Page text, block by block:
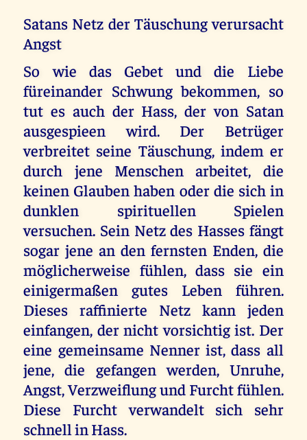
Satans Netz der Täuschung verursacht
Angst
So wie das Gebet und die Liebe
füreinander Schwung bekommen, so
tut es auch der Hass, der von Satan
ausgespieen wird. Der Betrüger
verbreitet seine Täuschung, indem er
durch jene Menschen arbeitet, die
keinen Glauben haben oder die sich in
dunklen spirituellen Spielen
versuchen. Sein Netz des Hasses fängt
sogar jene an den fernsten Enden, die
möglicherweise fühlen, dass sie ein
einigermaßen gutes Leben führen.
Dieses raffinierte Netz kann jeden
einfangen, der nicht vorsichtig ist. Der
eine gemeinsame Nenner ist, dass all
jene, die gefangen werden, Unruhe,
Angst, Verzweiflung und Furcht fühlen.
Diese Furcht verwandelt sich sehr
schnell in Hass.